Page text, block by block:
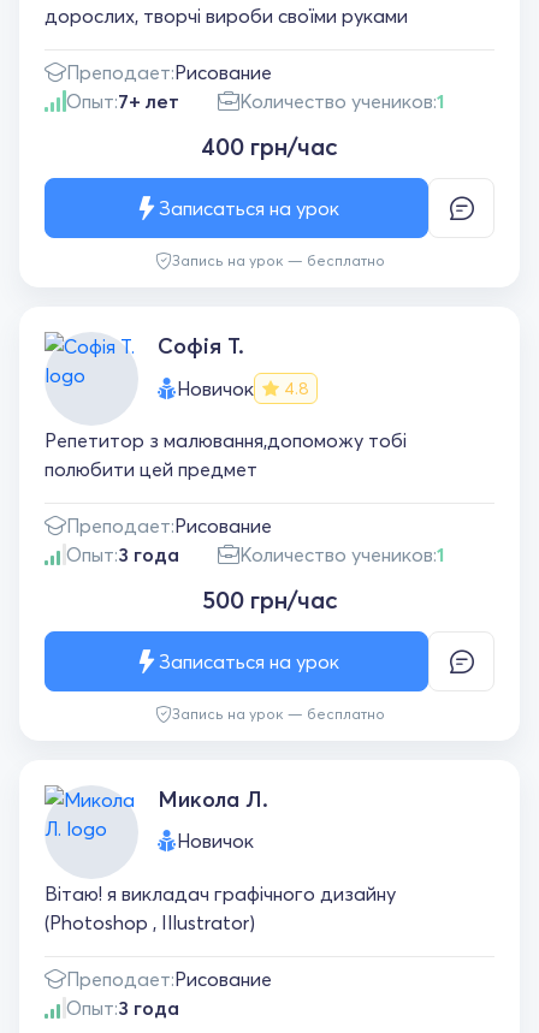
дорослих, творчі вироби своїми руками
Преподает:Рисование
Опыт:7+ лет Количество учеников:1
400 грн/час
Запись на урок — бесплатно
Записаться на урок
Софія Т.
Новичок 4.8
Репетитор з малювання,допоможу тобі
полюбити цей предмет
Преподает:Рисование
Опыт:3 года Количество учеников:1
500 грн/час
Запись на урок — бесплатно
Записаться на урок
Микола Л.
Новичок
Вітаю! я викладач графічного дизайну
(Photoshop , Illustrator)
Преподает:Рисование
Опыт:3 года